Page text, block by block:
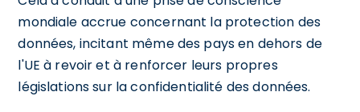
mondiale accrue concernant la protection des
données, incitant même des pays en dehors de
l'UE à revoir et à renforcer leurs propres
législations sur la confidentialité des données.